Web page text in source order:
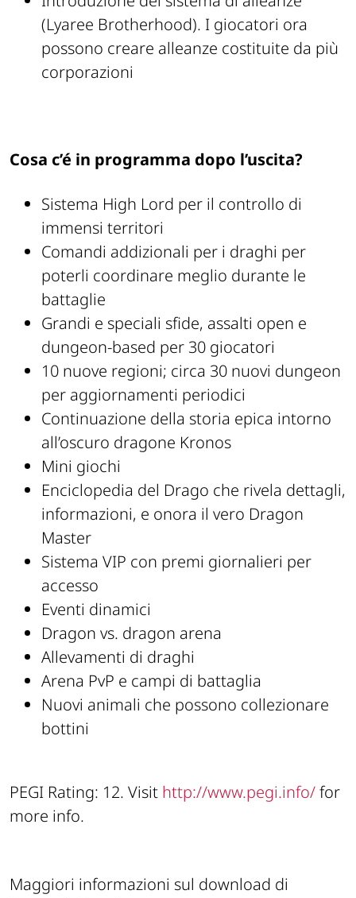
(Lyaree Brotherhood). I giocatori ora
possono creare alleanze costituite da più
corporazioni
Cosa c’é in programma dopo l’uscita?
Sistema High Lord per il controllo di
immensi territori
Comandi addizionali per i draghi per
poterli coordinare meglio durante le
battaglie
Grandi e speciali sfide, assalti open e
dungeon-based per 30 giocatori
10 nuove regioni; circa 30 nuovi dungeon
per aggiornamenti periodici
Continuazione della storia epica intorno
all’oscuro dragone Kronos
Mini giochi
Enciclopedia del Drago che rivela dettagli,
informazioni, e onora il vero Dragon
Master
Sistema VIP con premi giornalieri per
accesso
Eventi dinamici
Dragon vs. dragon arena
Allevamenti di draghi
Arena PvP e campi di battaglia
Nuovi animali che possono collezionare
bottini
PEGI Rating: 12. Visit http://www.pegi.info/for
more info.
Maggiori informazioni sul download di